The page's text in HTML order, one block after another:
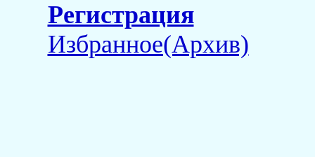
Регистрация
Избранное(Архив)